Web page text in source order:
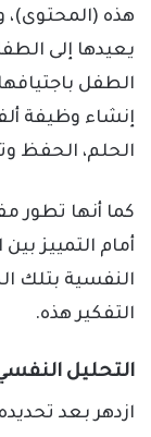
هذه (المحتوى)،
يعيدها إلى
الطفل
إنشاء وظيفة
الحلم، الحفظ
كما أنها تطور
أمام التمييز
النفسية بتلك
التفكير هذه.
التحليل